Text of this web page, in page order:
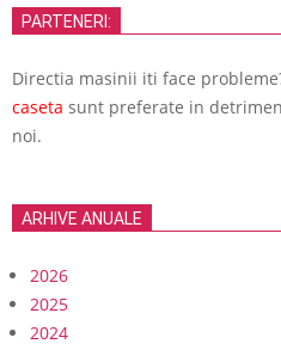
PARTENERI:
Directia masinii iti face
caseta sunt preferate in
noi.
ARHIVE ANUALE
2026
2025
2024